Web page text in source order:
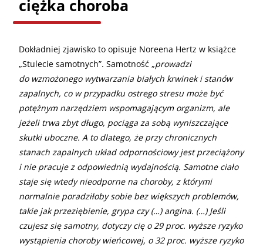
ciężka choroba
Dokładniej zjawisko to opisuje Noreena Hertz w książce
„Stulecie samotnych”. Samotność „prowadzi
do wzmożonego wytwarzania białych krwinek i stanów
zapalnych, co w przypadku ostrego stresu może być
potężnym narzędziem wspomagającym organizm, ale
jeżeli trwa zbyt długo, pociąga za sobą wyniszczające
skutki uboczne. A to dlatego, że przy chronicznych
stanach zapalnych układ odpornościowy jest przeciążony
i nie pracuje z odpowiednią wydajnością. Samotne ciało
staje się wtedy nieodporne na choroby, z którymi
normalnie poradziłoby sobie bez większych problemów,
takie jak przeziębienie, grypa czy (…) angina. (…) Jeśli
czujesz się samotny, dotyczy cię o 29 proc. wyższe ryzyko
wystąpienia choroby wieńcowej, o 32 proc. wyższe ryzyko